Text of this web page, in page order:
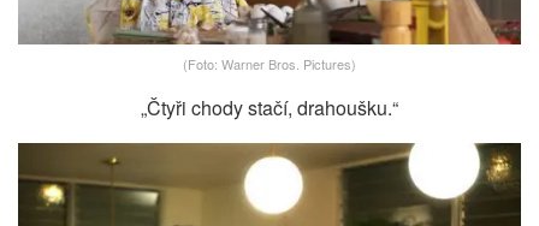
(Foto: Warner Bros. Pictures)
„Čtyři chody stačí, drahoušku.“